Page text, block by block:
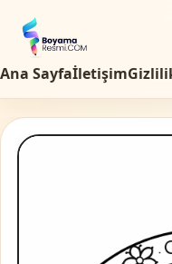
Ana Sayfaİletişim